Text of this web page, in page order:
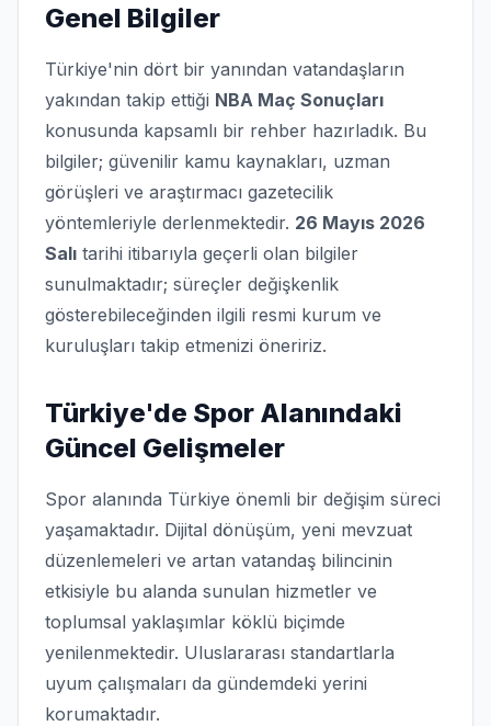
Genel Bilgiler
Türkiye'nin dört bir yanından vatandaşların
yakından takip ettiği NBA Maç Sonuçları
konusunda kapsamlı bir rehber hazırladık. Bu
bilgiler; güvenilir kamu kaynakları, uzman
görüşleri ve araştırmacı gazetecilik
yöntemleriyle derlenmektedir. 26 Mayıs 2026
Salı tarihi itibarıyla geçerli olan bilgiler
sunulmaktadır; süreçler değişkenlik
gösterebileceğinden ilgili resmi kurum ve
kuruluşları takip etmenizi öneririz.
Türkiye'de Spor Alanındaki
Güncel Gelişmeler
Spor alanında Türkiye önemli bir değişim süreci
yaşamaktadır. Dijital dönüşüm, yeni mevzuat
düzenlemeleri ve artan vatandaş bilincinin
etkisiyle bu alanda sunulan hizmetler ve
toplumsal yaklaşımlar köklü biçimde
yenilenmektedir. Uluslararası standartlarla
uyum çalışmaları da gündemdeki yerini
korumaktadır.